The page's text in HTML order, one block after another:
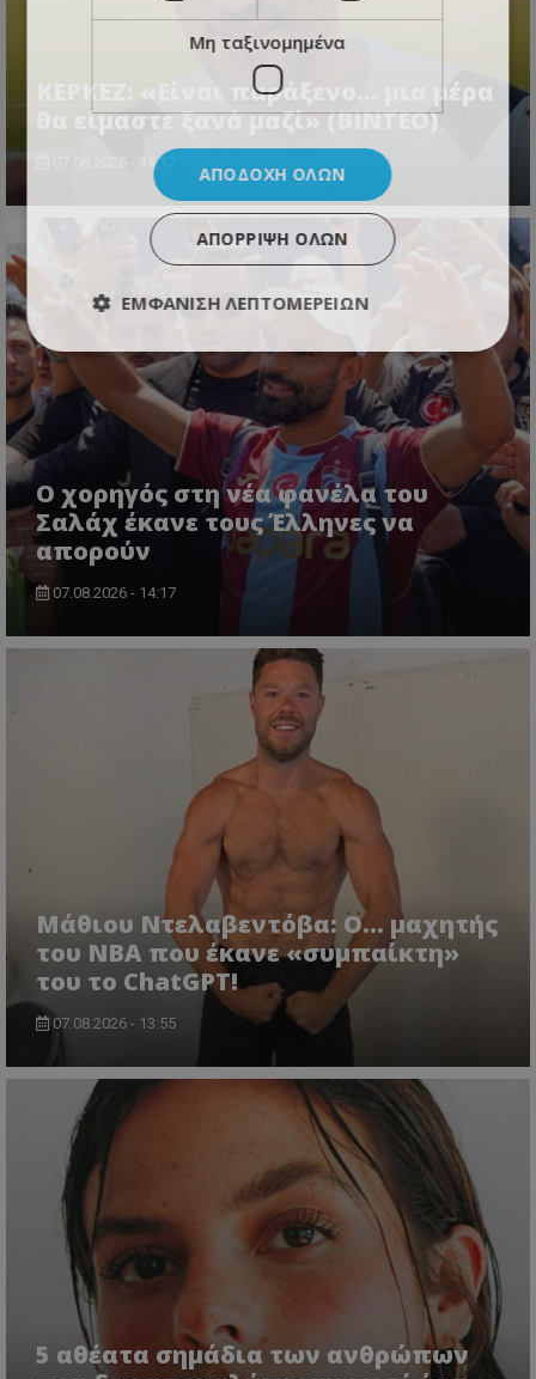
ΚΕΡΚΕΖ: «Είναι παράξενο… μια μέρα
θα είμαστε ξανά μαζί» (BINTEO)
07.08.2026 - 14:17
Ο χορηγός στη νέα φανέλα του
Σαλάχ έκανε τους Έλληνες να
απορούν
07.08.2026 - 14:17
Μάθιου Ντελαβεντόβα: Ο… μαχητής
του NBA που έκανε «συμπαίκτη»
του το ChatGPT!
07.08.2026 - 13:55
5 αθέατα σημάδια των ανθρώπων
Μη ταξινομημένα
ΑΠΟΔΟΧΉ ΌΛΩΝ
ΑΠΌΡΡΙΨΗ ΌΛΩΝ
ΕΜΦΆΝΙΣΗ ΛΕΠΤΟΜΕΡΕΙΏΝ